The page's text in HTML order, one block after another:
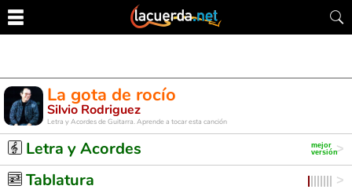
La gota de rocío
Silvio Rodriguez
Letra y Acordes de Guitarra. Aprende a tocar esta canción
Letra y Acordes
Tablatura